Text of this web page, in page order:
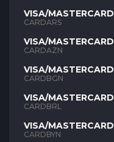
VISA/MASTERCARD
ARS
CARDARS
VISA/MASTERCARD
AZN
CARDAZN
VISA/MASTERCARD
BGN
CARDBGN
VISA/MASTERCARD
BRL
CARDBRL
VISA/MASTERCARD
BYN
CARDBYN